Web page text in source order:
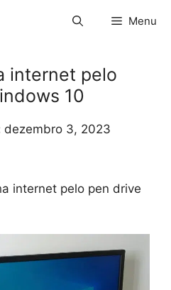
Menu
internet pelo
10
dezembro 3, 2023
internet pelo pen drive